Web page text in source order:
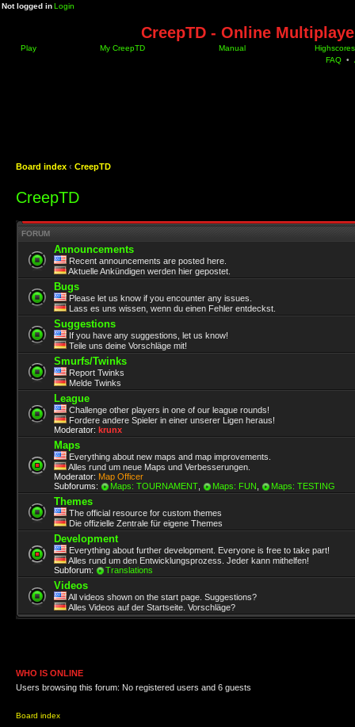
Not logged inLogin
CreepTD - Online
Play My CreepTD Manual
Highscores
FAQ •
Board index ‹ CreepTD
CreepTD
FORUM
Announcements
Recent announcements are posted here.
Aktuelle Ankündigen werden hier gepostet.
Bugs
Please let us know if you encounter any issues.
Lass es uns wissen, wenn du einen Fehler entdeckst.
Suggestions
If you have any suggestions, let us know!
Teile uns deine Vorschläge mit!
Smurfs/Twinks
Report Twinks
Melde Twinks
League
Challenge other players in one of our league rounds!
Fordere andere Spieler in einer unserer Ligen heraus!
Moderator: krunx
Maps
Everything about new maps and map improvements.
Alles rund um neue Maps und Verbesserungen.
Moderator: Map Officer
Subforums:
Maps: TOURNAMENT Maps: FUN Maps: TESTING
Themes
The official resource for custom themes
Die offizielle Zentrale für eigene Themes
Development
Everything about further development. Everyone is free to take part!
Alles rund um den Entwicklungsprozess. Jeder kann mithelfen!
Subforum:
Translations
Videos
All videos shown on the start page. Suggestions?
Alles Videos auf der Startseite. Vorschläge?
WHO IS ONLINE
Users browsing this forum: No registered users and 6 guests
Board index